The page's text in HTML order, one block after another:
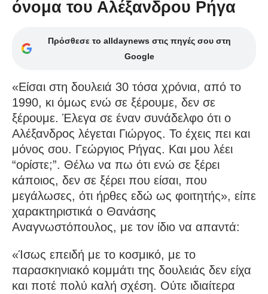
όνομα του Αλέξανδρου Ρήγα
Πρόσθεσε το alldaynews στις πηγές σου στη
Google
«Είσαι στη δουλειά 30 τόσα χρόνια, από το
1990, κι όμως ενώ σε ξέρουμε, δεν σε
ξέρουμε. Έλεγα σε έναν συνάδελφο ότι ο
Αλέξανδρος λέγεται Γιώργος. Το έχεις πει και
μόνος σου. Γεώργιος Ρήγας. Και μου λέει
“ορίστε;”. Θέλω να πω ότι ενώ σε ξέρει
κάποιος, δεν σε ξέρει που είσαι, που
μεγάλωσες, ότι ήρθες εδώ ως φοιτητής», είπε
χαρακτηριστικά ο Θανάσης
Αναγνωστόπουλος, με τον ίδιο να απαντά:
«Ίσως επειδή με το κοσμικό, με το
παρασκηνιακό κομμάτι της δουλειάς δεν είχα
και ποτέ πολύ καλή σχέση. Ούτε ιδιαίτερα